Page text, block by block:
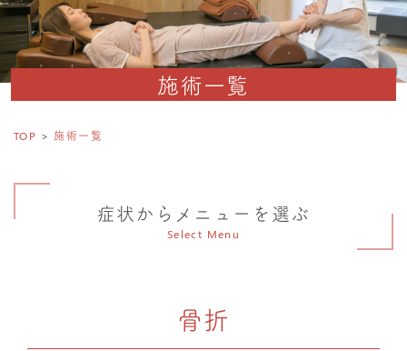
施術一覧
TOP 施術一覧
症状からメニューを選ぶ
Select Menu
骨折